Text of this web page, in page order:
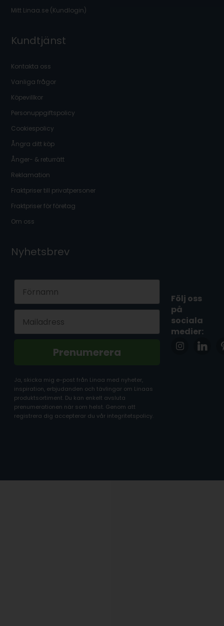
Mitt Linaa.se (Kundlogin)
Kundtjänst
Kontakta oss
Vanliga frågor
Köpevillkor
Personuppgiftspolicy
Cookiespolicy
Ångra ditt köp
Ånger- & returrätt
Reklamation
Fraktpriser till privatpersoner
Fraktpriser för företag
Om oss
Nyhetsbrev
Prenumerera
Ja, skicka mig e-post från Linaa med nyheter,
inspiration, erbjudanden och tävlingar om Linaas
produktsortiment. Du kan enkelt avsluta
prenumerationen när som helst. Genom att
registrera dig accepterar du vår integritetspolicy.
Följ oss
på
sociala
medier: